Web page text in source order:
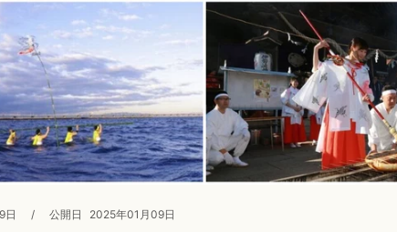
日 / 公開日 2025年01月09日